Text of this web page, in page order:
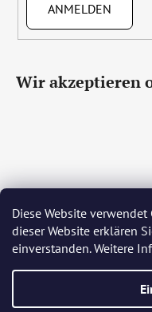
Diese Website
dieser Website erklären
einverstanden. Weitere
ANMELDEN
Wir akzeptieren
Čeština
Język polski
Português
Nederlands